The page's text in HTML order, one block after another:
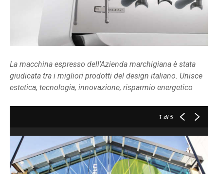
La macchina espresso dell'Azienda marchigiana è stata
giudicata tra i migliori prodotti del design italiano. Unisce
estetica, tecnologia, innovazione, risparmio energetico
1 di 5